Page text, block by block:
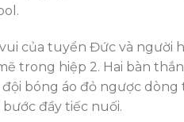
của tuyển Đức và người
trong hiệp 2. Hai bàn
đội bóng áo đỏ ngược
đầy tiếc nuối.